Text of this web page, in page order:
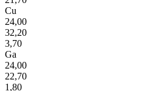
Cu
24,00
32,20
3,70
Ga
24,00
22,70
1,80